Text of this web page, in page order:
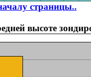
страницы..
высоте